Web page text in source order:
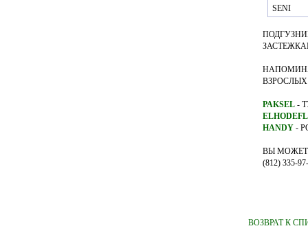
SENI
PAKSEL -
НANDY -
ВЫ
(812) 335-
ВОЗВРАТ К